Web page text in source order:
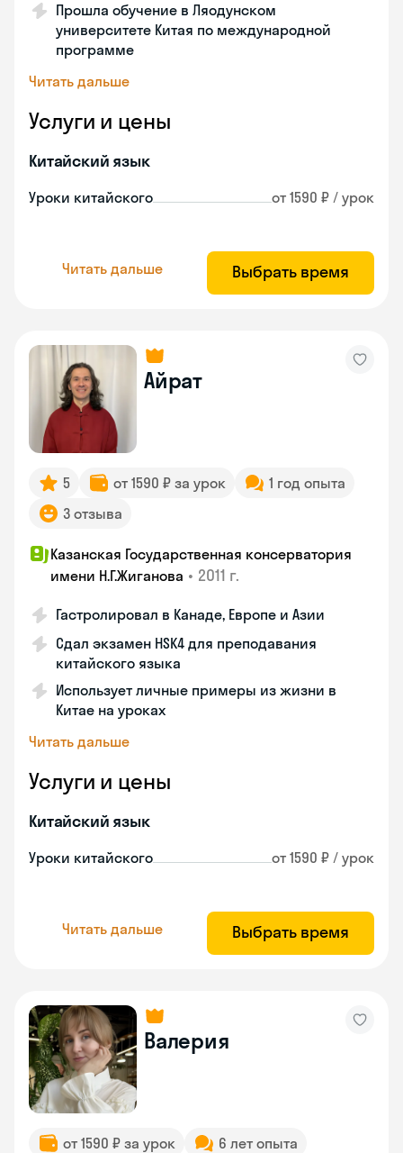
Прошла обучение в Ляодунском
университете Китая по международной
программе
Читать дальше
Услуги и цены
Китайский язык
Уроки китайского от 1590 ₽ / урок
Читать дальше Выбрать время
Айрат
5 от 1590 ₽ за урок
1 год опыта
3 отзыва
Казанская Государственная консерватория
имени Н.Г.Жиганова • 2011 г.
Гастролировал в Канаде, Европе и Азии
Сдал экзамен HSK4 для преподавания
китайского языка
Использует личные примеры из жизни в
Китае на уроках
Читать дальше
Услуги и цены
Китайский язык
Уроки китайского от 1590 ₽ / урок
Читать дальше Выбрать время
Валерия
от 1590 ₽ за урок 6 лет опыта